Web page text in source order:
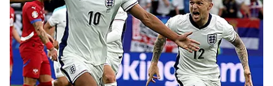
Herri-kirolak
Balonmano